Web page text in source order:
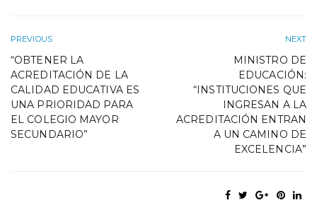
PREVIOUS
“OBTENER LA
ACREDITACIÓN DE LA
CALIDAD EDUCATIVA ES
UNA PRIORIDAD PARA
EL COLEGIO MAYOR
SECUNDARIO”
NEXT
MINISTRO DE
EDUCACIÓN:
“INSTITUCIONES QUE
INGRESAN A LA
ACREDITACIÓN ENTRAN
A UN CAMINO DE
EXCELENCIA”